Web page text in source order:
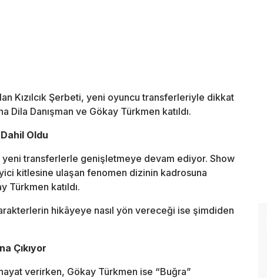
Kızılcık Şerbeti, yeni oyuncu transferleriyle dikkat
Danışman ve Gökay Türkmen katıldı.
Oldu
transferlerle genişletmeye devam ediyor. Show
kitlesine ulaşan fenomen dizinin kadrosuna
Türkmen katıldı.
hikâyeye nasıl yön vereceği ise şimdiden
Çıkıyor
verirken, Gökay Türkmen ise “Buğra”